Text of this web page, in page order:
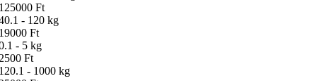
Ft
- 120 kg
Ft
- 5 kg
Ft
- 1000 kg